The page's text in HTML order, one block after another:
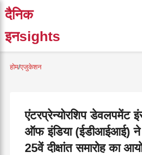
दैनिक
इनsights
होम/एजुकेशन
एंटरप्रेन्योरशिप डेवलपमेंट
ऑफ इंडिया (ईडीआईआई) ने
25वें दीक्षांत समारोह का